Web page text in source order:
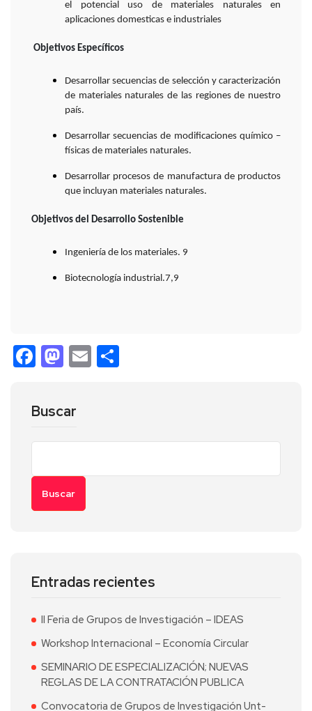
el potencial uso de materiales naturales en
aplicaciones domesticas e industriales
Objetivos Específicos
Desarrollar secuencias de selección y caracterización
de materiales naturales de las regiones de nuestro
país.
Desarrollar secuencias de modificaciones químico –
físicas de materiales naturales.
Desarrollar procesos de manufactura de productos
que incluyan materiales naturales.
Objetivos del Desarrollo Sostenible
Ingeniería de los materiales. 9
Biotecnología industrial.7,9
Facebook
Mastodon
Email
Buscar
Buscar
Entradas recientes
II Feria de Grupos de Investigación – IDEAS
Workshop Internacional – Economía Circular
SEMINARIO DE ESPECIALIZACIÓN; NUEVAS
REGLAS DE LA CONTRATACIÓN PUBLICA
Convocatoria de Grupos de Investigación Unt-